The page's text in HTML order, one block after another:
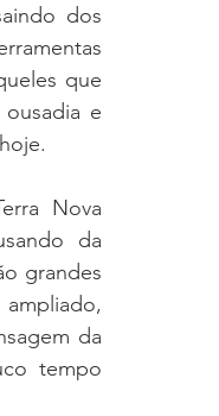
dos
que
e
Nova
da
grandes
da
tempo